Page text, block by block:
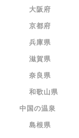
大阪府
京都府
兵庫県
滋賀県
奈良県
和歌山県
中国の温泉
島根県